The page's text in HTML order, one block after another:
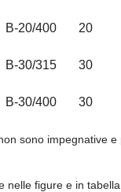
B-20/400 20
B-30/315 30
B-30/400 30
sono impegnative
nelle figure e in